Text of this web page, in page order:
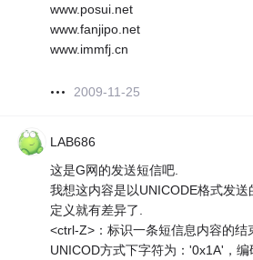
www.posui.net
www.fanjipo.net
www.immfj.cn
2009-11-25
LAB686
这是G网的发送短信吧.
我想这内容是以UNICODE格式发
定义就有差异了.
<ctrl-Z>：标识一条短信息内容的结
UNICOD方式下字符为：'0x1A'，